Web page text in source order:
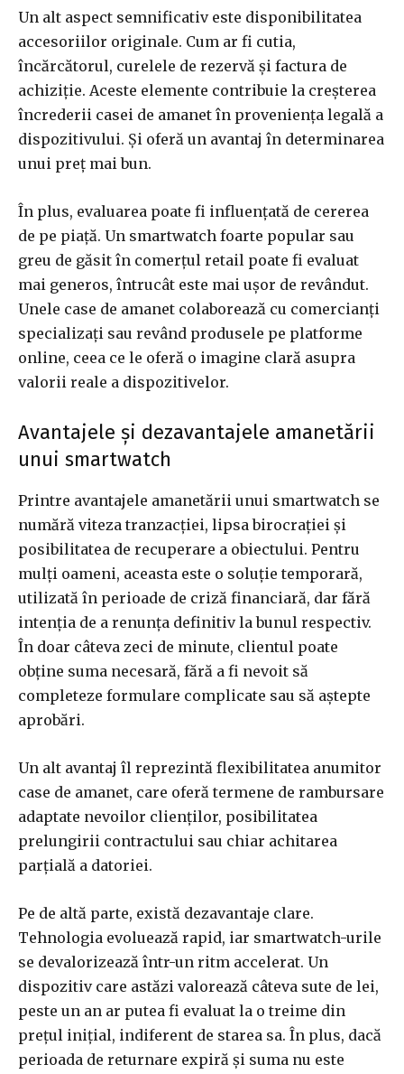
Un alt aspect semnificativ este disponibilitatea
accesoriilor originale. Cum ar fi cutia,
încărcătorul, curelele de rezervă și factura de
achiziție. Aceste elemente contribuie la creșterea
încrederii casei de amanet în proveniența legală a
dispozitivului. Și oferă un avantaj în determinarea
unui preț mai bun.
În plus, evaluarea poate fi influențată de cererea
de pe piață. Un smartwatch foarte popular sau
greu de găsit în comerțul retail poate fi evaluat
mai generos, întrucât este mai ușor de revândut.
Unele case de amanet colaborează cu comercianți
specializați sau revând produsele pe platforme
online, ceea ce le oferă o imagine clară asupra
valorii reale a dispozitivelor.
Avantajele și dezavantajele amanetării
unui smartwatch
Printre avantajele amanetării unui smartwatch se
numără viteza tranzacției, lipsa birocrației și
posibilitatea de recuperare a obiectului. Pentru
mulți oameni, aceasta este o soluție temporară,
utilizată în perioade de criză financiară, dar fără
intenția de a renunța definitiv la bunul respectiv.
În doar câteva zeci de minute, clientul poate
obține suma necesară, fără a fi nevoit să
completeze formulare complicate sau să aștepte
aprobări.
Un alt avantaj îl reprezintă flexibilitatea anumitor
case de amanet, care oferă termene de rambursare
adaptate nevoilor clienților, posibilitatea
prelungirii contractului sau chiar achitarea
parțială a datoriei.
Pe de altă parte, există dezavantaje clare.
Tehnologia evoluează rapid, iar smartwatch-urile
se devalorizează într-un ritm accelerat. Un
dispozitiv care astăzi valorează câteva sute de lei,
peste un an ar putea fi evaluat la o treime din
prețul inițial, indiferent de starea sa. În plus, dacă
perioada de returnare expiră și suma nu este